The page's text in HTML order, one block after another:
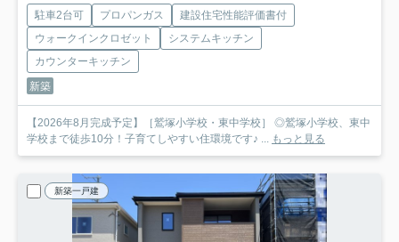
駐車2台可 プロパンガス
建設住宅性能評価書付
ウォークインクロゼット
システムキッチン
カウンターキッチン
新築
【2026年8月完成予定】［鷲塚小学校・東中学校］ ◎鷲塚小学校、東中
学校まで徒歩10分！子育てしやすい住環境です♪ ...
もっと見る
新築一戸建